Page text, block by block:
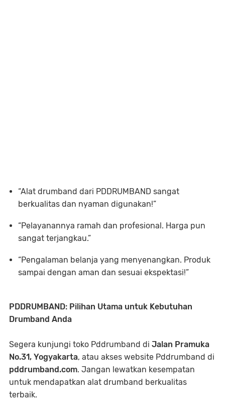
“Alat drumband dari PDDRUMBAND sangat
berkualitas dan nyaman digunakan!”
“Pelayanannya ramah dan profesional. Harga pun
sangat terjangkau.”
“Pengalaman belanja yang menyenangkan. Produk
sampai dengan aman dan sesuai ekspektasi!”
PDDRUMBAND: Pilihan Utama untuk Kebutuhan
Drumband Anda
Segera kunjungi toko Pddrumband di Jalan Pramuka
No.31, Yogyakarta, atau akses website Pddrumband di
pddrumband.com. Jangan lewatkan kesempatan
untuk mendapatkan alat drumband berkualitas
terbaik.